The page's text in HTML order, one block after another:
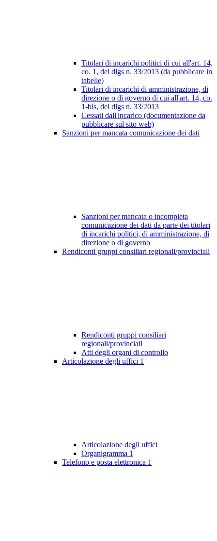
Titolari di incarichi politici di cui all'art. 14,
co. 1, del dlgs n. 33/2013 (da pubblicare in
tabelle)
Titolari di incarichi di amministrazione, di
direzione o di governo di cui all'art. 14, co.
1-bis, del dlgs n. 33/2013
Cessati dall'incarico (documentazione da
pubblicare sul sito web)
Sanzioni per mancata comunicazione dei dati
Sanzioni per mancata o incompleta
comunicazione dei dati da parte dei titolari
di incarichi politici, di amministrazione, di
direzione o di governo
Rendiconti gruppi consiliari regionali/provinciali
Rendiconti gruppi consiliari
regionali/provinciali
Atti degli organi di controllo
Articolazione degli uffici 1
Articolazione degli uffici
Organigramma 1
Telefono e posta elettronica 1